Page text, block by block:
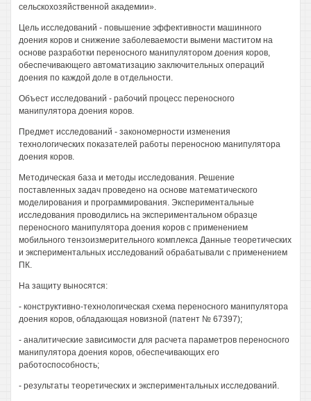
сельскохозяйственной академии».
Цель исследований - повышение эффективности машинного
доения коров и снижение заболеваемости вымени маститом на
основе разработки переносного манипулятором доения коров,
обеспечивающего автоматизацию заключительных операций
доения по каждой доле в отдельности.
Объест исследований - рабочий процесс переносного
манипулятора доения коров.
Предмет исследований - закономерности изменения
технологических показателей работы переносною манипулятора
доения коров.
Методическая база и методы исследования. Решение
поставленных задач проведено на основе математического
моделирования и программирования. Экспериментальные
исследования проводились на экспериментальном образце
переносного манипулятора доения коров с применением
мобильного тензоизмерительного комплекса Данные теоретических
и экспериментальных исследований обрабатывали с применением
ПК.
На защиту выносятся:
- конструктивно-технологическая схема переносного манипулятора
доения коров, обладающая новизной (патент № 67397);
- аналитические зависимости для расчета параметров переносного
манипулятора доения коров, обеспечивающих его
работоспособность;
- результаты теоретических и экспериментальных исследований.